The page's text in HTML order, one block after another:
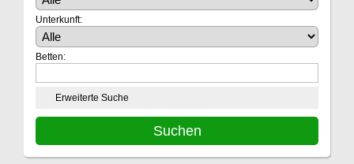
Unterkunft:
Betten:
Erweiterte Suche